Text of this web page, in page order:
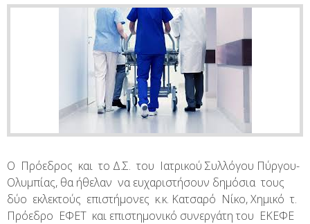
Ο Πρόεδρος και το Δ.Σ. του Ιατρικού Συλλόγου Πύργου-
Ολυμπίας, θα ήθελαν να ευχαριστήσουν δημόσια τους
δύο εκλεκτούς επιστήμονες κ.κ. Κατσαρό Νίκο, Χημικό τ.
Πρόεδρο ΕΦΕΤ και επιστημονικό συνεργάτη του ΕΚΕΦΕ